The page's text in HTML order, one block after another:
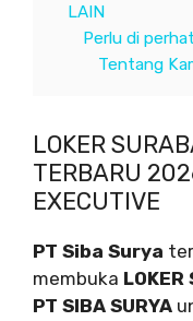
LAIN
Perlu di
Tentang
LOKER
TERBARU
EXECUTIVE
PT Siba Surya
membuka
PT SIBA SURYA